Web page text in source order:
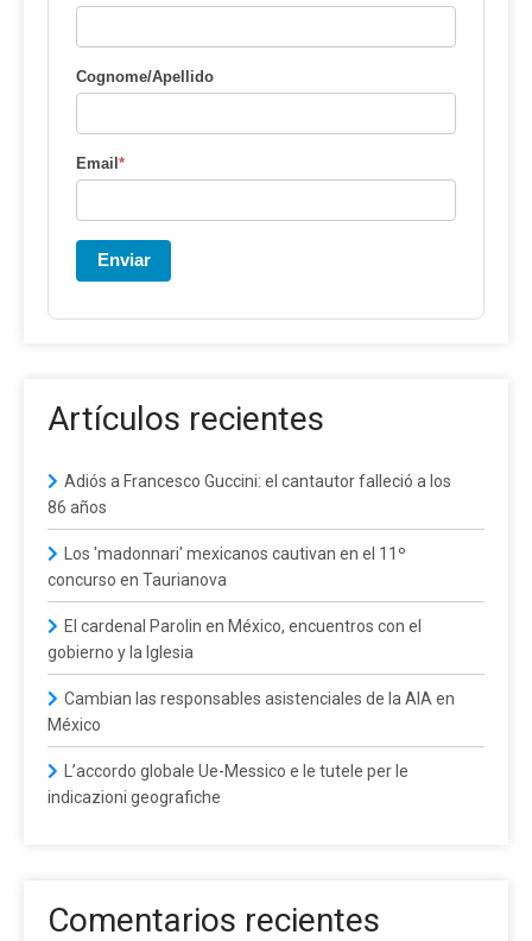
Cognome/Apellido
Email*
Enviar
Artículos recientes
Adiós a Francesco Guccini: el cantautor falleció a los
86 años
Los 'madonnari' mexicanos cautivan en el 11º
concurso en Taurianova
El cardenal Parolin en México, encuentros con el
gobierno y la Iglesia
Cambian las responsables asistenciales de la AIA en
México
L’accordo globale Ue-Messico e le tutele per le
indicazioni geografiche
Comentarios recientes